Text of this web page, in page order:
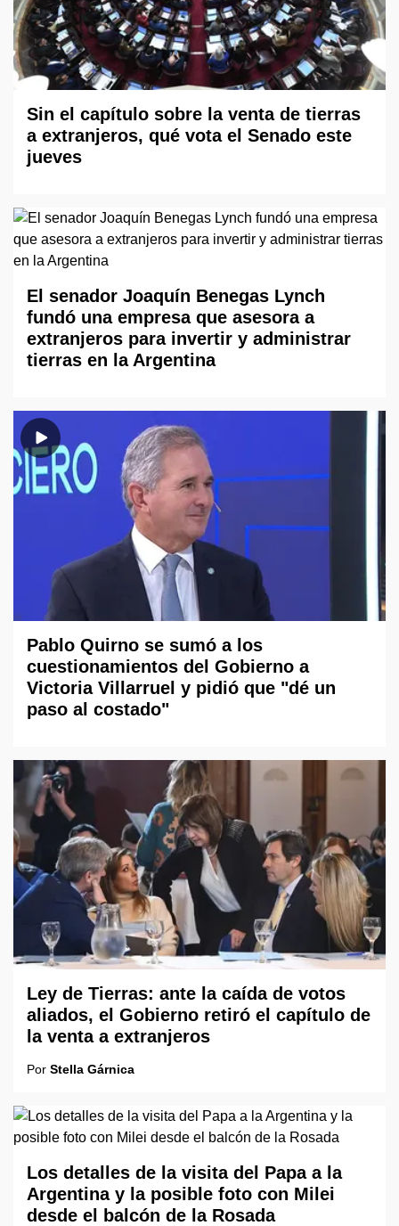
Sin el capítulo sobre la venta de tierras
a extranjeros, qué vota el Senado este
jueves
El senador Joaquín Benegas Lynch
fundó una empresa que asesora a
extranjeros para invertir y administrar
tierras en la Argentina
Pablo Quirno se sumó a los
cuestionamientos del Gobierno a
Victoria Villarruel y pidió que "dé un
paso al costado"
Ley de Tierras: ante la caída de votos
aliados, el Gobierno retiró el capítulo de
la venta a extranjeros
Por Stella Gárnica
Los detalles de la visita del Papa a la
Argentina y la posible foto con Milei
desde el balcón de la Rosada